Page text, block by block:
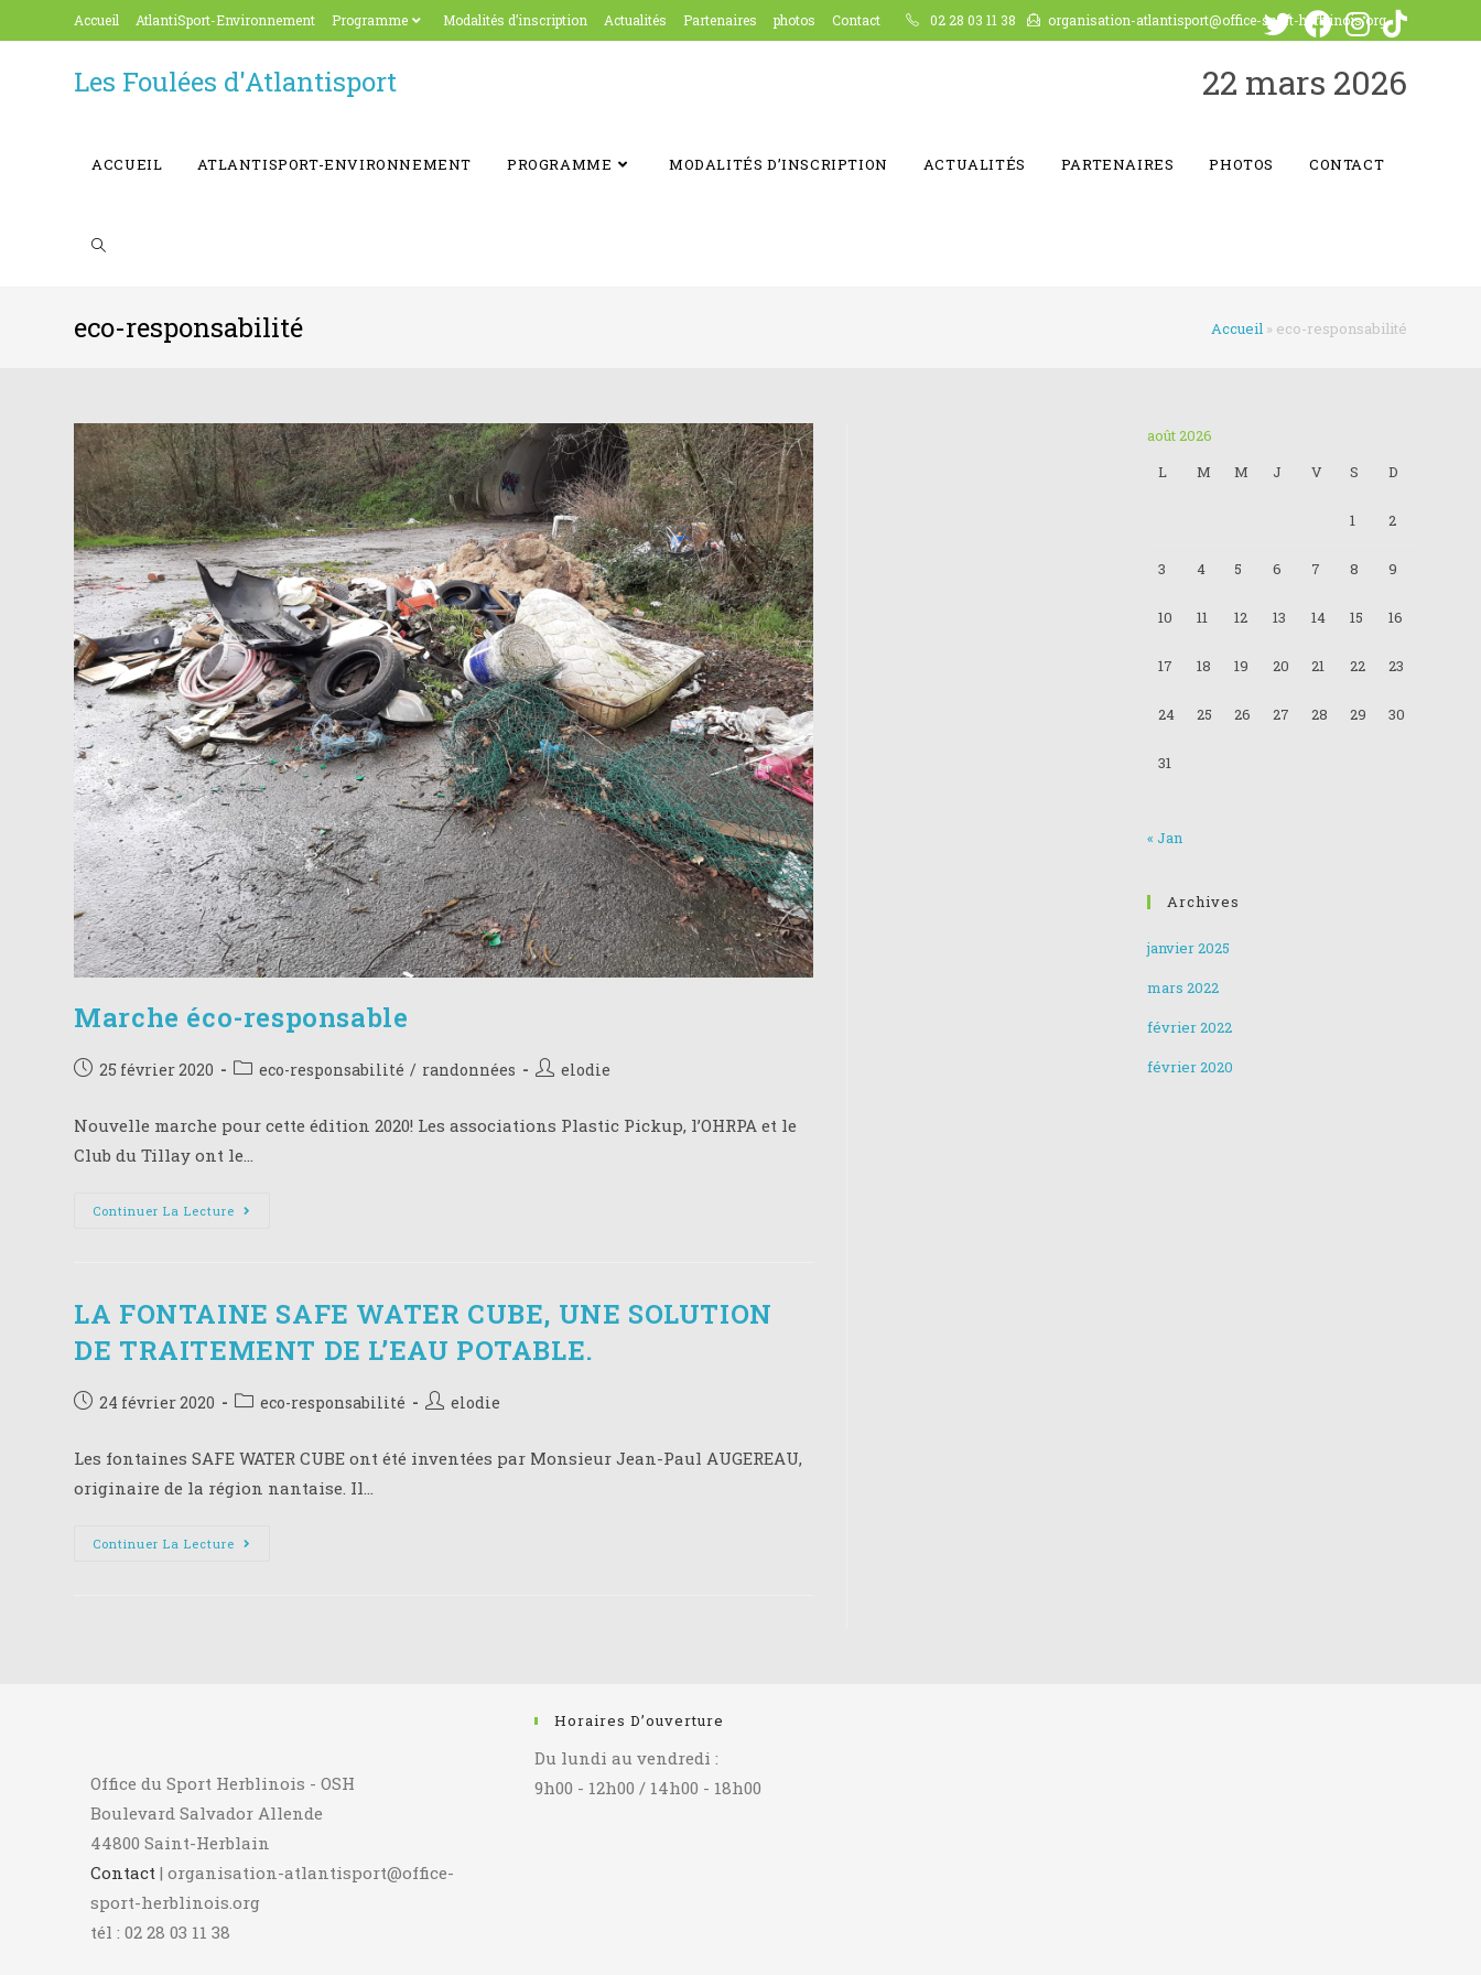
to
Accueil AtlantiSport-Environnement Programme Modalités d’inscription Actualités Partenaires photos Contact 02 28 03 11 38 organisation-atlantisport@office-sport-herblinois.org
Les Foulées d'Atlantisport 22 mars 2026
ACCUEIL ATLANTISPORT-ENVIRONNEMENT PROGRAMME MODALITÉS D’INSCRIPTION ACTUALITÉS PARTENAIRES PHOTOS CONTACT
eco-responsabilité Accueil » eco-responsabilité
Marche éco-responsable
Post25 février 2020
Posteco-responsabilité / randonnées
Auteur/autrice
publication :
elodie
Nouvelle marche pour cette édition 2020! Les associations Plastic Pickup, l’OHRPA et le
Club du Tillay ont le…
Continuer La Lecture Marche
LA FONTAINE SAFE WATER CUBE, UNE SOLUTION
DE TRAITEMENT DE L’EAU POTABLE.
Post24 février 2020
Posteco-responsabilité
Auteur/autrice
publication :
elodie
Les fontaines SAFE WATER CUBE ont été inventées par Monsieur Jean-Paul AUGEREAU,
originaire de la région nantaise. Il…
Continuer La Lecture LA
août 2026
L
M M J V S D
1 2
3 4 5 6 7 8 9
10 11 12 13 14 15 16
17 18 19 20 21 22 23
24 25 26 27 28 29 30
31
« Jan
Archives
janvier 2025
mars 2022
février 2022
février 2020
Office du Sport Herblinois - OSH
Boulevard Salvador Allende
44800 Saint-Herblain
Contact | organisation-atlantisport@office-
sport-herblinois.org
tél : 02 28 03 11 38
Horaires D’ouverture
Du lundi au vendredi :
9h00 - 12h00 / 14h00 - 18h00